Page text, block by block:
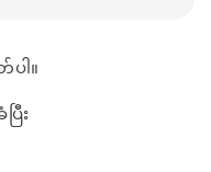
ါ။
း